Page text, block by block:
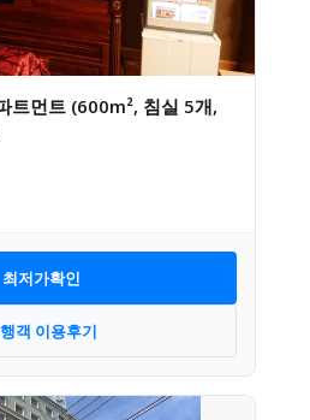
트먼트 (600m², 침실 5개,
최저가확인
객 이용후기